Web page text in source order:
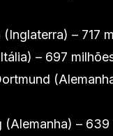
– 717
– 697
(Alemanha) – 639